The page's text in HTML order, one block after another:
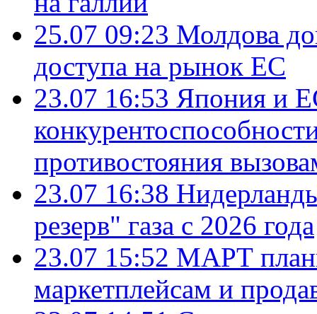
25.07 09:23 Молдова
доступа на рынок ЕС
23.07 16:53 Япония и
противостояния
23.07 16:38
резерв" газа с 2026 года
23.07 15:52 МАРТ
маркетплейсам и